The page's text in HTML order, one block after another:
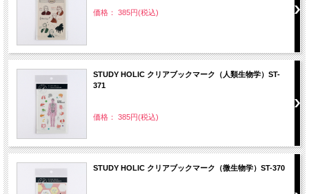
価格： 385円(税込)
STUDY HOLIC クリアブックマーク（人類生物学）ST-
371
価格： 385円(税込)
STUDY HOLIC クリアブックマーク（微生物学）ST-370